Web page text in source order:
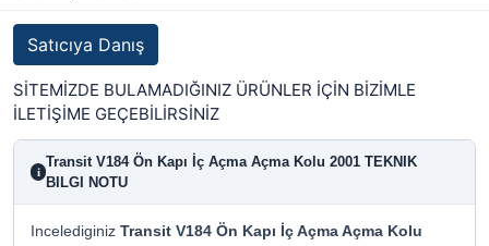
Satıcıya Danış
SİTEMİZDE BULAMADIĞINIZ ÜRÜNLER İÇİN BİZİMLE
İLETİŞİME GEÇEBİLİRSİNİZ
i
Transit V184 Ön Kapı İç Açma Açma Kolu 2001 TEKNIK
BILGI NOTU
Incelediginiz Transit V184 Ön Kapı İç Açma Açma Kolu